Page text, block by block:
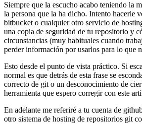
Siempre que la escucho acabo teniendo la
la persona que la ha dicho. Intento hacerle
bitbucket o cualquier otro servicio de
una copia de seguridad de tu repositorio y
circunstancias (muy habituales cuando
perder información por usarlos para lo que
Esto desde el punto de vista práctico. Si
normal es que detrás de esta frase se
correcto de git o un desconocimiento de
herramienta que espero corregir con este
En adelante me referiré a tu cuenta de
otro sistema de hosting de repositorios git